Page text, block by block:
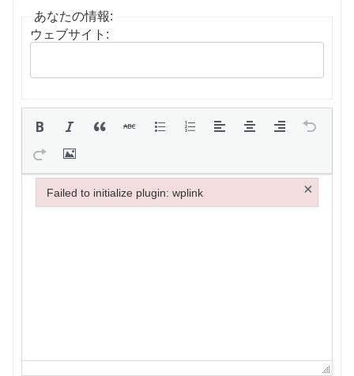
あなたの情報:
ウェブサイト:
Failed to initialize plugin: wplink ×
Failed to initialize plugin: wplink